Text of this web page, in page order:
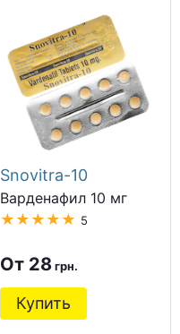
Snovitra-10
Варденафил 10 мг
★★★★★ 5
От 28
Купить